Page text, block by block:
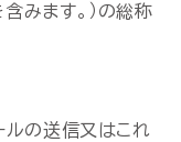
みます。）の総称
ルの送信又はこれ